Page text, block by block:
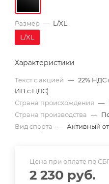
Размер — L/XL
L/XL
Характеристики
Текст с акцией — 22% НДС
ИП с НДС)
Страна происхождения —
Страна производства —
Вид спорта — Активный
Цена при оплате по
2 230 руб.